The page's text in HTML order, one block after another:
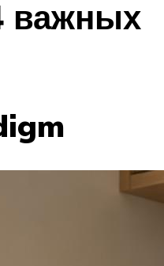
важных